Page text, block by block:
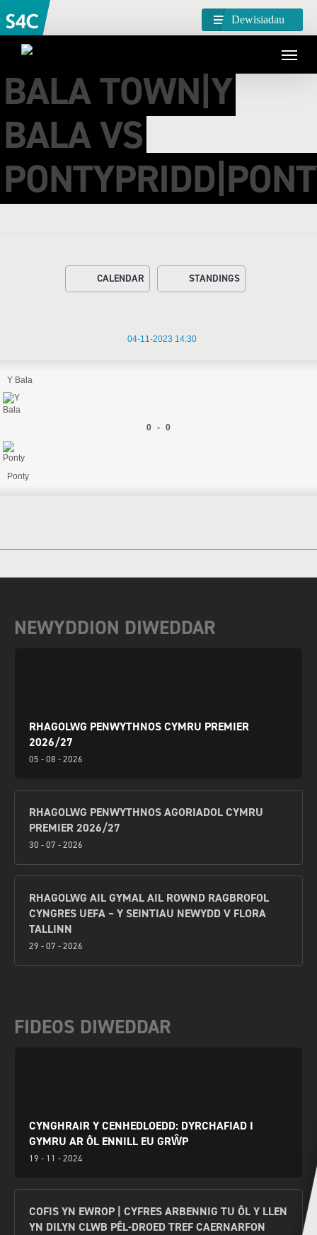
Dewisiadau
BALA TOWN|Y
BALA VS
CALENDAR STANDINGS
04-11-2023 14:30
Y Bala
0 - 0
Ponty
NEWYDDION DIWEDDAR
RHAGOLWG PENWYTHNOS CYMRU PREMIER
2026/27
05 - 08 - 2026
RHAGOLWG PENWYTHNOS AGORIADOL CYMRU
PREMIER 2026/27
30 - 07 - 2026
RHAGOLWG AIL GYMAL AIL ROWND RAGBROFOL
CYNGRES UEFA – Y SEINTIAU NEWYDD V FLORA
TALLINN
29 - 07 - 2026
FIDEOS DIWEDDAR
CYNGHRAIR Y CENHEDLOEDD: DYRCHAFIAD I
GYMRU AR ÔL ENNILL EU GRŴP
19 - 11 - 2024
COFIS YN EWROP | CYFRES ARBENNIG TU ÔL Y LLEN
YN DILYN CLWB PÊL-DROED TREF CAERNARFON